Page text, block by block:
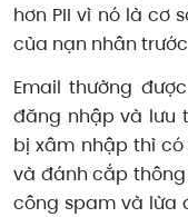
hơn PII vì nó là cơ
của nạn nhân
Email thường
đăng nhập và lưu
bị xâm nhập thì
và đánh cắp
công spam và lừa